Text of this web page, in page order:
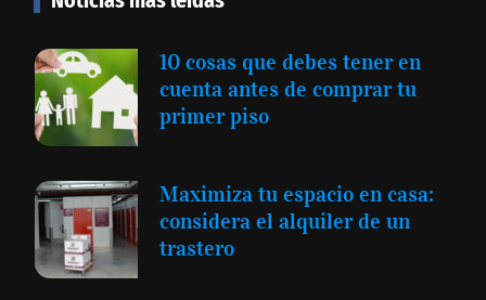
10 cosas que debes tener en
cuenta antes de comprar tu
primer piso
Maximiza tu espacio en casa:
considera el alquiler de un
trastero